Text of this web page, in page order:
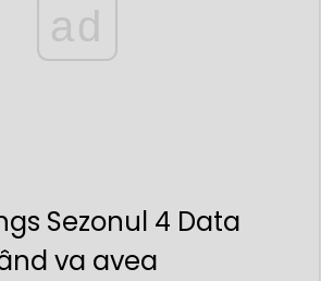
ad
Sezonul 4 Data
va avea